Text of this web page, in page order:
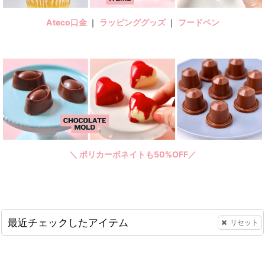
Ateco口金 ｜ ラッピンググッズ ｜ フードペン
＼ ポリカーボネイトも50%OFF／
最近チェックしたアイテム リセット